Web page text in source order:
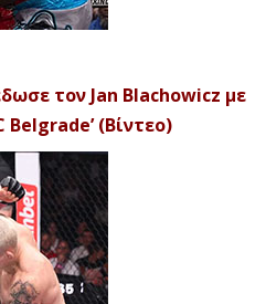
τον Jan Blachowicz με
Belgrade’ (Βίντεο)